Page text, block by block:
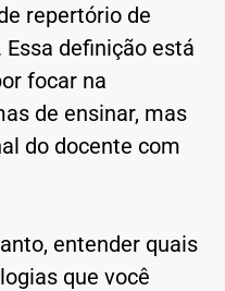
repertório de
definição está
focar na
de ensinar, mas
do docente com
entender quais
que você